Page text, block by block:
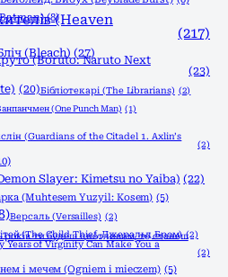
(8)(Heaven
(217)
(Bleach) (27)
(Boruto: Naruto Next
(23)
(20)Бібліотекарі (The Librarians) (2)
(One Punch Man) (1)
(Guardians of the Citadel 1. Axlin’s
(2)
Slayer: Kimetsu no Yaiba) (22)
(Muhtesem Yuzyil: Kosem) (5)
Версаль (Versailles) (2)
(The Child Thief, Джеральд Бром) (2)
ти будеш цнотливим, то станеш
Years of Virginity Can Make You a
(2)
і мечем (Ogniem i mieczem) (5)